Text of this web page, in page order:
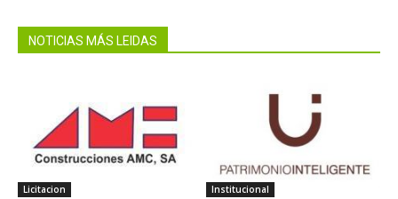
NOTICIAS MÁS LEIDAS
Licitacion Institucional